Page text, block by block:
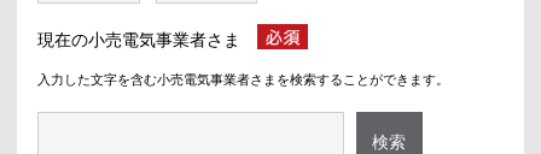
現在の小売電気事業者さま
入力した文字を含む小売電気事業者さまを検索することができます。
検索